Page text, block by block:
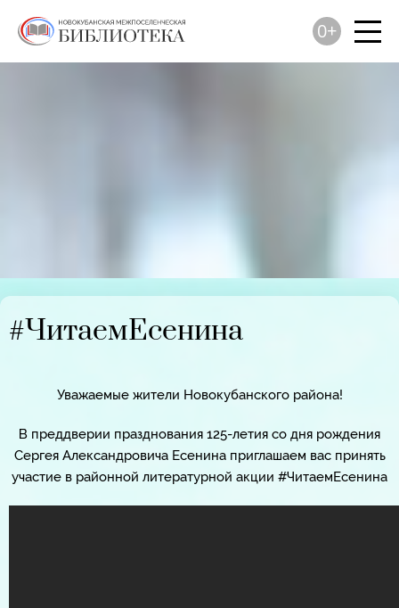
0+
#ЧитаемЕсенина
Уважаемые жители Новокубанского района!
В преддверии празднования 125-летия со дня рождения
Сергея Александровича Есенина приглашаем вас принять
участие в районной литературной акции #ЧитаемЕсенина